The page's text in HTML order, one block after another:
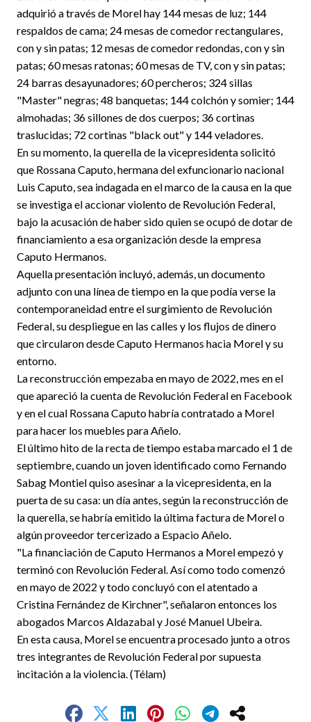
adquirió a través de Morel hay 144 mesas de luz; 144
respaldos de cama; 24 mesas de comedor rectangulares,
con y sin patas; 12 mesas de comedor redondas, con y sin
patas; 60 mesas ratonas; 60 mesas de TV, con y sin patas;
24 barras desayunadores; 60 percheros; 324 sillas
"Master" negras; 48 banquetas; 144 colchón y somier; 144
almohadas; 36 sillones de dos cuerpos; 36 cortinas
traslucidas; 72 cortinas "black out" y 144 veladores.
En su momento, la querella de la vicepresidenta solicitó
que Rossana Caputo, hermana del exfuncionario nacional
Luis Caputo, sea indagada en el marco de la causa en la que
se investiga el accionar violento de Revolución Federal,
bajo la acusación de haber sido quien se ocupó de dotar de
financiamiento a esa organización desde la empresa
Caputo Hermanos.
Aquella presentación incluyó, además, un documento
adjunto con una línea de tiempo en la que podía verse la
contemporaneidad entre el surgimiento de Revolución
Federal, su despliegue en las calles y los flujos de dinero
que circularon desde Caputo Hermanos hacia Morel y su
entorno.
La reconstrucción empezaba en mayo de 2022, mes en el
que apareció la cuenta de Revolución Federal en Facebook
y en el cual Rossana Caputo habría contratado a Morel
para hacer los muebles para Añelo.
El último hito de la recta de tiempo estaba marcado el 1 de
septiembre, cuando un joven identificado como Fernando
Sabag Montiel quiso asesinar a la vicepresidenta, en la
puerta de su casa: un día antes, según la reconstrucción de
la querella, se habría emitido la última factura de Morel o
algún proveedor tercerizado a Espacio Añelo.
"La financiación de Caputo Hermanos a Morel empezó y
terminó con Revolución Federal. Así como todo comenzó
en mayo de 2022 y todo concluyó con el atentado a
Cristina Fernández de Kirchner", señalaron entonces los
abogados Marcos Aldazabal y José Manuel Ubeira.
En esta causa, Morel se encuentra procesado junto a otros
tres integrantes de Revolución Federal por supuesta
incitación a la violencia. (Télam)